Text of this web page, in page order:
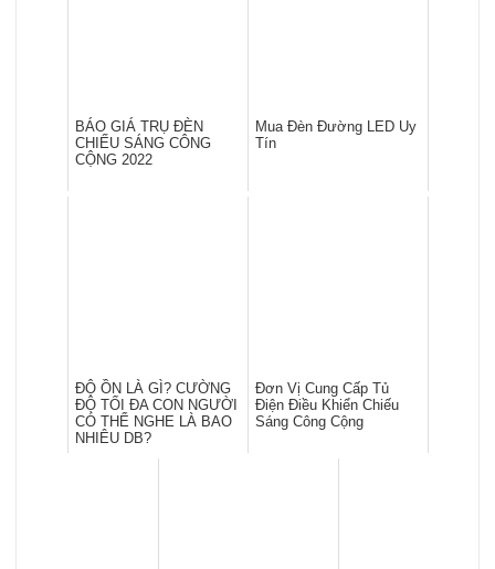
BÁO GIÁ TRỤ ĐÈN
CHIẾU SÁNG CÔNG
CỘNG 2022
Mua Đèn Đường LED Uy
Tín
ĐỘ ỒN LÀ GÌ? CƯỜNG
ĐỘ TỐI ĐA CON NGƯỜI
CÓ THỂ NGHE LÀ BAO
NHIÊU DB?
Đơn Vị Cung Cấp Tủ
Điện Điều Khiển Chiếu
Sáng Công Cộng